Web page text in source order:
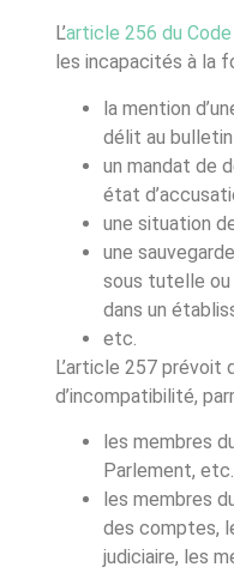
L’article 256 du
les incapacités à la
la mention
délit au bulletin
un mandat de
état
une situation
une
sous tutelle
dans un
etc.
L’article 257prévoit
d’incompatibilité,
les membres
Parlement,
les membres
des comptes,
judiciaire, les